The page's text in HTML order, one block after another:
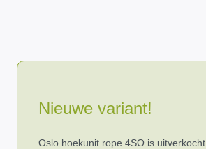
Nieuwe variant!
Oslo hoekunit rope 4SO is